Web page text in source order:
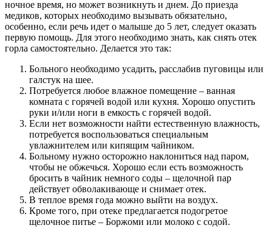
ночное время, но может возникнуть и днем. До приезда
медиков, которых необходимо вызывать обязательно,
особенно, если речь идет о малыше до 5 лет, следует оказать
первую помощь. Для этого необходимо знать, как снять отек
горла самостоятельно. Делается это так:
Больного необходимо усадить, расслабив пуговицы или
галстук на шее.
Потребуется любое влажное помещение – ванная
комната с горячей водой или кухня. Хорошо опустить
руки и/или ноги в емкость с горячей водой.
Если нет возможности найти естественную влажность,
потребуется воспользоваться специальным
увлажнителем или кипящим чайником.
Больному нужно осторожно наклониться над паром,
чтобы не обжечься. Хорошо если есть возможность
бросить в чайник немного соды – щелочной пар
действует обволакивающе и снимает отек.
В теплое время года можно выйти на воздух.
Кроме того, при отеке предлагается подогретое
щелочное питье – Боржоми или молоко с содой.